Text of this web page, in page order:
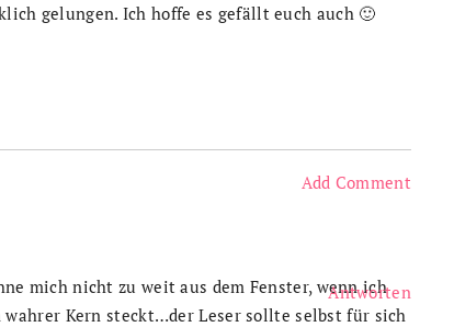
gelungen. Ich hoffe es gefällt euch auch 🙂
Add Comment
mich nicht zu weit aus dem Fenster, wenn ich
wahrer Kern steckt…der Leser sollte selbst für sich
Antworten